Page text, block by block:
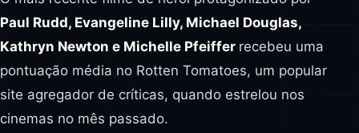
Paul Rudd, Evangeline Lilly, Michael Douglas,
Kathryn Newton e Michelle Pfeiffer recebeu uma
pontuação média no Rotten Tomatoes, um popular
site agregador de críticas, quando estrelou nos
cinemas no mês passado.